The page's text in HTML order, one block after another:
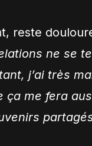
reste
ne se
j’ai très
ça me fera